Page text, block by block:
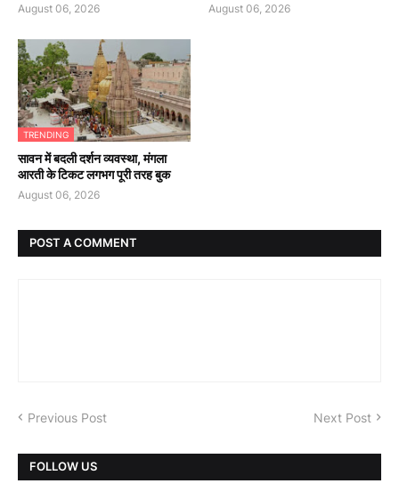
August 06, 2026 August 06, 2026
TRENDING
सावन में बदली दर्शन व्यवस्था, मंगला
आरती के टिकट लगभग पूरी तरह बुक
August 06, 2026
POST A COMMENT
Previous Post Next Post
FOLLOW US